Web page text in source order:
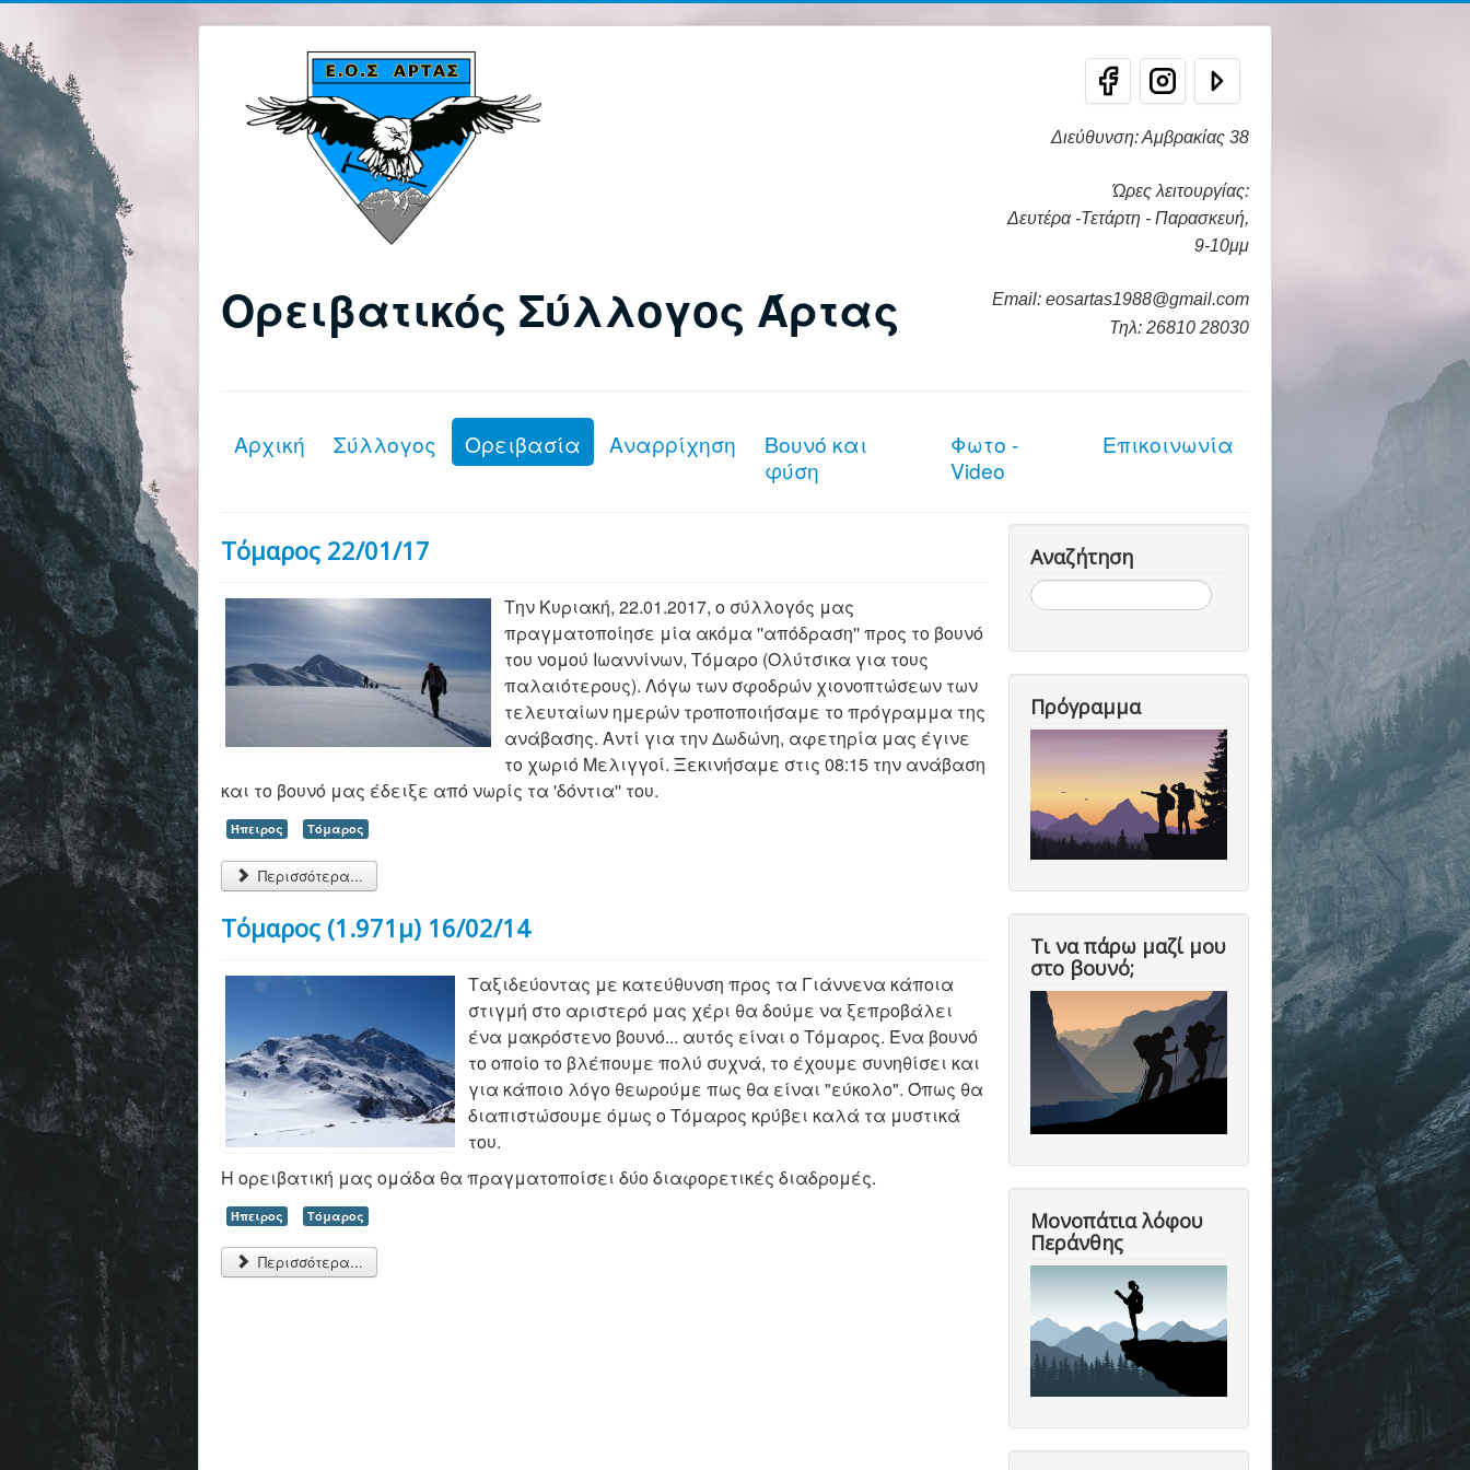
Ορειβατικός Σύλλογος Άρτας
Διεύθυνση: Αμβρακίας 38
Ώρες λειτουργίας:
Δευτέρα -Τετάρτη - Παρασκευή,
9-10μμ
Email: eosartas1988@gmail.com
Τηλ: 26810 28030
Αρχική Σύλλογος Ορειβασία Αναρρίχηση
Βουνό και
φύση
Φωτο -
Video
Επικοινωνία
Τόμαρος 22/01/17
Την Κυριακή, 22.01.2017, ο σύλλογός μας
πραγματοποίησε μία ακόμα ''απόδραση'' προς το βουνό
του νομού Ιωαννίνων, Τόμαρο (Ολύτσικα για τους
παλαιότερους). Λόγω των σφοδρών χιονοπτώσεων των
τελευταίων ημερών τροποποιήσαμε το πρόγραμμα της
ανάβασης. Αντί για την Δωδώνη, αφετηρία μας έγινε
το χωριό Μελιγγοί. Ξεκινήσαμε στις 08:15 την ανάβαση
και το βουνό μας έδειξε από νωρίς τα 'δόντια'' του.
Ήπειρος Τόμαρος
Περισσότερα...
Τόμαρος (1.971μ) 16/02/14
Ταξιδεύοντας με κατεύθυνση προς τα Γιάννενα κάποια
στιγμή στο αριστερό μας χέρι θα δούμε να ξεπροβάλει
ένα μακρόστενο βουνό... αυτός είναι ο Τόμαρος. Ένα βουνό
το οποίο το βλέπουμε πολύ συχνά, το έχουμε συνηθίσει και
για κάποιο λόγο θεωρούμε πως θα είναι "εύκολο". Όπως θα
διαπιστώσουμε όμως ο Τόμαρος κρύβει καλά τα μυστικά
του.
Η ορειβατική μας ομάδα θα πραγματοποίσει δύο διαφορετικές διαδρομές.
Ήπειρος Τόμαρος
Περισσότερα...
Αναζήτηση
Αναζήτηση...
Πρόγραμμα
Τι να πάρω μαζί μου
στο βουνό;
Μονοπάτια λόφου
Περάνθης